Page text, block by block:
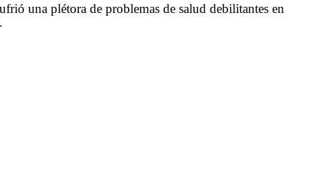
una plétora de problemas de salud debilitantes en